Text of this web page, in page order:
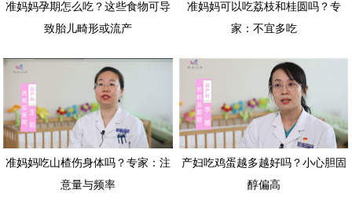
准妈妈孕期怎么吃？这些食物可导
致胎儿畸形或流产
准妈妈可以吃荔枝和桂圆吗？专
家：不宜多吃
准妈妈吃山楂伤身体吗？专家：注
意量与频率
产妇吃鸡蛋越多越好吗？小心胆固
醇偏高